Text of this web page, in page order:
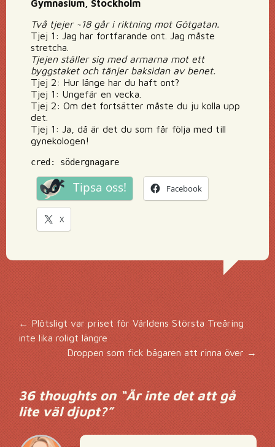
Gymnasium, Stockholm
Två tjejer ~18 går i riktning mot Götgatan.
Tjej 1: Jag har fortfarande ont. Jag måste
stretcha.
Tjejen ställer sig med armarna mot ett
byggstaket och tänjer baksidan av benet.
Tjej 2: Hur länge har du haft ont?
Tjej 1: Ungefär en vecka.
Tjej 2: Om det fortsätter måste du ju kolla upp
det.
Tjej 1: Ja, då är det du som får följa med till
gynekologen!
cred: södergnagare
Tipsa oss! Facebook
X
Inläggsnavigering
← Plötsligt var priset för Världens Största Treåring
inte lika roligt längre
Droppen som fick bägaren att rinna över →
36 thoughts on “Är inte det att gå
lite väl djupt?”